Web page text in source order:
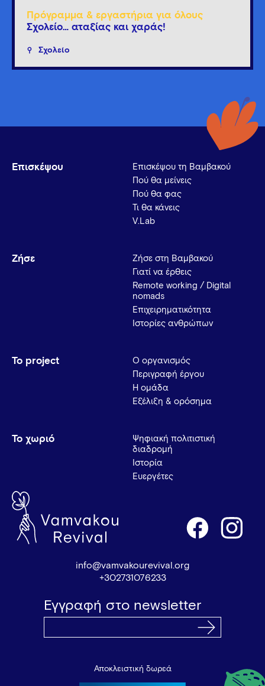
Πρόγραμμα & εργαστήρια για όλους
Σχολείο… αταξίας και χαράς!
Σχολείο
Επισκέψου
Επισκέψου τη Βαμβακού
Πού θα μείνεις
Πού θα φας
Τι θα κάνεις
V.Lab
Ζήσε
Ζήσε στη Βαμβακού
Γιατί να έρθεις
Remote working / Digital
nomads
Επιχειρηματικότητα
Ιστορίες ανθρώπων
Το project
Ο οργανισμός
Περιγραφή έργου
Η ομάδα
Εξέλιξη & ορόσημα
Το χωριό
Ψηφιακή πολιτιστική
διαδρομή
Ιστορία
Ευεργέτες
info@vamvakourevival.org
+302731076233
Εγγραφή στο newsletter
Αποκλειστική δωρεά